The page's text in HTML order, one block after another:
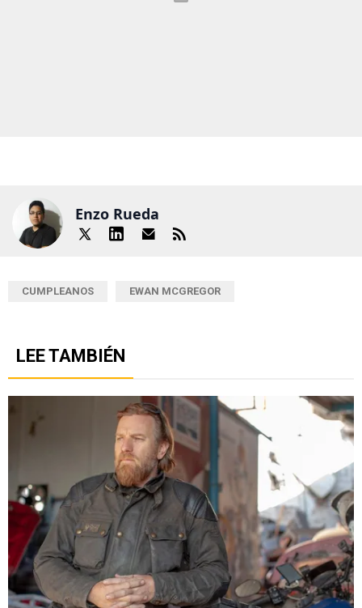
Enzo Rueda
CUMPLEANOS EWAN MCGREGOR
LEE TAMBIÉN